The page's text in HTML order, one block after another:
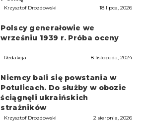
Krzysztof Drozdowski 18 lipca, 2026
Polscy generałowie we
wrześniu 1939 r. Próba oceny
Redakcja 8 listopada, 2024
Niemcy bali się powstania w
Potulicach. Do służby w obozie
ściągnęli ukraińskich
strażników
Krzysztof Drozdowski 2 sierpnia, 2026